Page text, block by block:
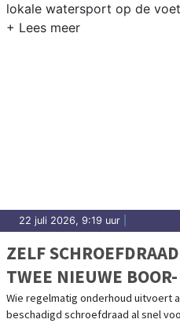
lokale watersport op de
22 juli 2026, 9:19 uur
ZELF
TWEE NIEUWE
BOOTONDERHOUD
Wie regelmatig onderhoud uitvoert
beschadigd schroefdraad al snel